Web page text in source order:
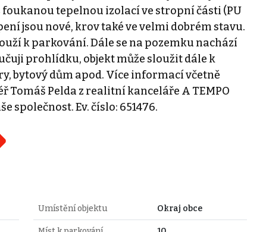
tepelnou izolací ve stropní části (PU
jsou nové, krov také ve velmi dobrém stavu.
k parkování. Dále se na pozemku nachází
prohlídku, objekt může sloužit dále k
bytový dům apod. Více informací včetně
Pelda z realitní kanceláře A TEMPO
společnost. Ev. číslo: 651476.
Umístění objektu Okraj obce